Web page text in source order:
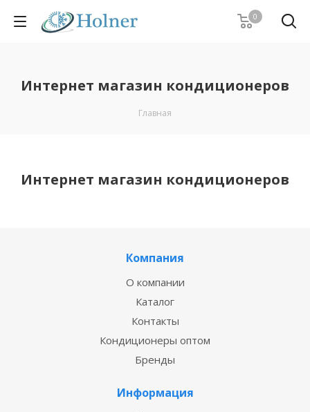
0
Интернет магазин кондиционеров
Главная
Интернет магазин кондиционеров
Компания
О компании
Каталог
Контакты
Кондиционеры оптом
Бренды
Информация